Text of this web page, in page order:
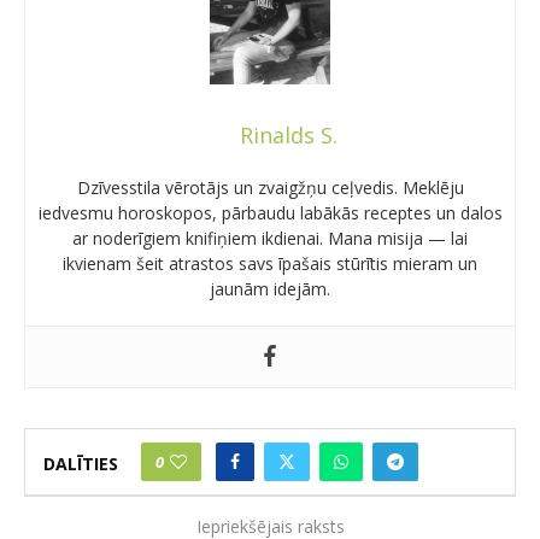
Rinalds S.
Dzīvesstila vērotājs un zvaigžņu ceļvedis. Meklēju
iedvesmu horoskopos, pārbaudu labākās receptes un dalos
ar noderīgiem knifiņiem ikdienai. Mana misija — lai
ikvienam šeit atrastos savs īpašais stūrītis mieram un
jaunām idejām.
DALĪTIES 0
Iepriekšējais raksts